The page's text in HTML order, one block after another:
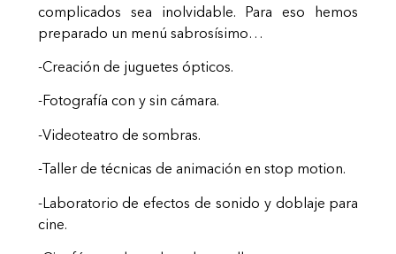
complicados sea inolvidable. Para eso hemos
preparado un menú sabrosísimo…
-Creación de juguetes ópticos.
-Fotografía con y sin cámara.
-Videoteatro de sombras.
-Taller de técnicas de animación en stop motion.
-Laboratorio de efectos de sonido y doblaje para
cine.